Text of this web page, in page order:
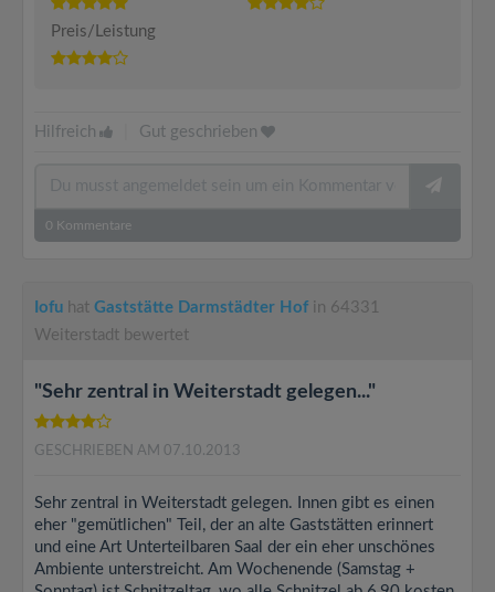
Preis/Leistung
Hilfreich Gut geschrieben
0 Kommentare
Iofu hat Gaststätte Darmstädter Hof in 64331
Weiterstadt bewertet
"Sehr zentral in Weiterstadt gelegen..."
GESCHRIEBEN AM 07.10.2013
Sehr zentral in Weiterstadt gelegen. Innen gibt es einen
eher "gemütlichen" Teil, der an alte Gaststätten erinnert
und eine Art Unterteilbaren Saal der ein eher unschönes
Ambiente unterstreicht. Am Wochenende (Samstag +